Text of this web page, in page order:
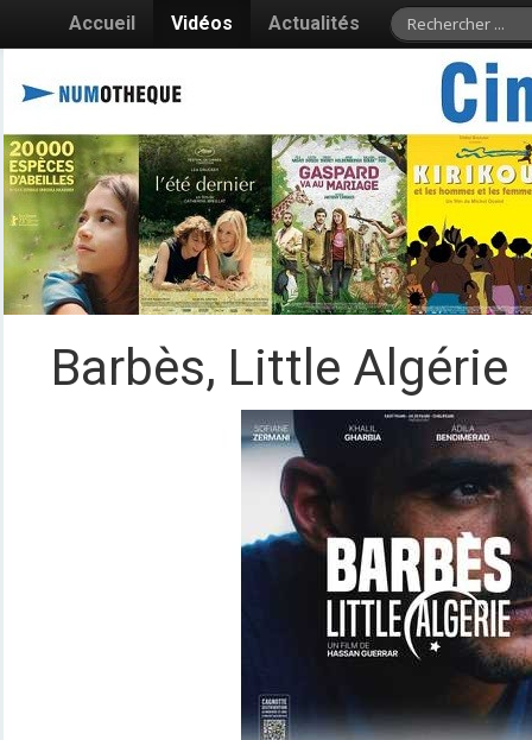
Accueil Vidéos Actualités
Barbès, Little Algérie